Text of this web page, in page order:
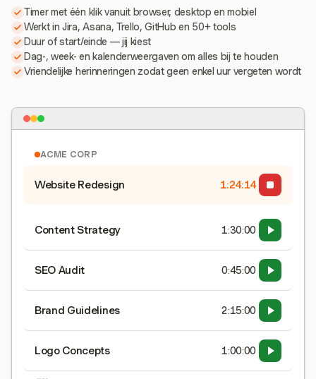
Timer met één klik vanuit browser, desktop en mobiel
Werkt in Jira, Asana, Trello, GitHub en 50+ tools
Duur of start/einde — jij kiest
Dag-, week- en kalenderweergaven om alles bij te houden
Vriendelijke herinneringen zodat geen enkel uur vergeten wordt
ACME CORP
Website Redesign 1:24:15
Content Strategy 1:30:00
SEO Audit 0:45:00
Brand Guidelines 2:15:00
Logo Concepts 1:00:00